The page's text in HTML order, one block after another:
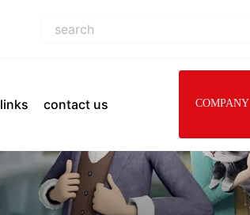
links contact us COMPANY